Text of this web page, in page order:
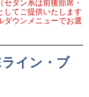
セダン系は前後部席・
してご提供いたします
ダウンメニューでお選
イン・ブ